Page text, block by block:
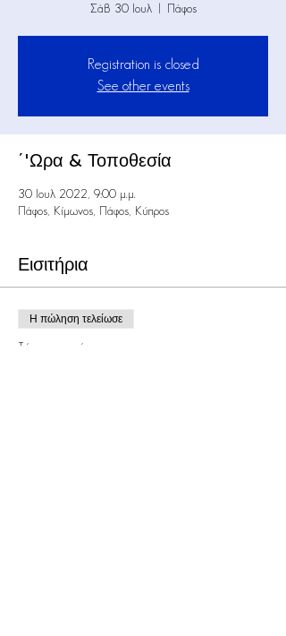
Σάβ 30 Ιουλ
  |
Πάφος
Registration is closed
See other events
΄'Ωρα & Τοποθεσία
30 Ιουλ 2022, 9:00 μ.μ.
Πάφος, Κίμωνος, Πάφος, Κύπρος
Εισιτήρια
Η πώληση τελείωσε
Τύπος εισιτηρίου